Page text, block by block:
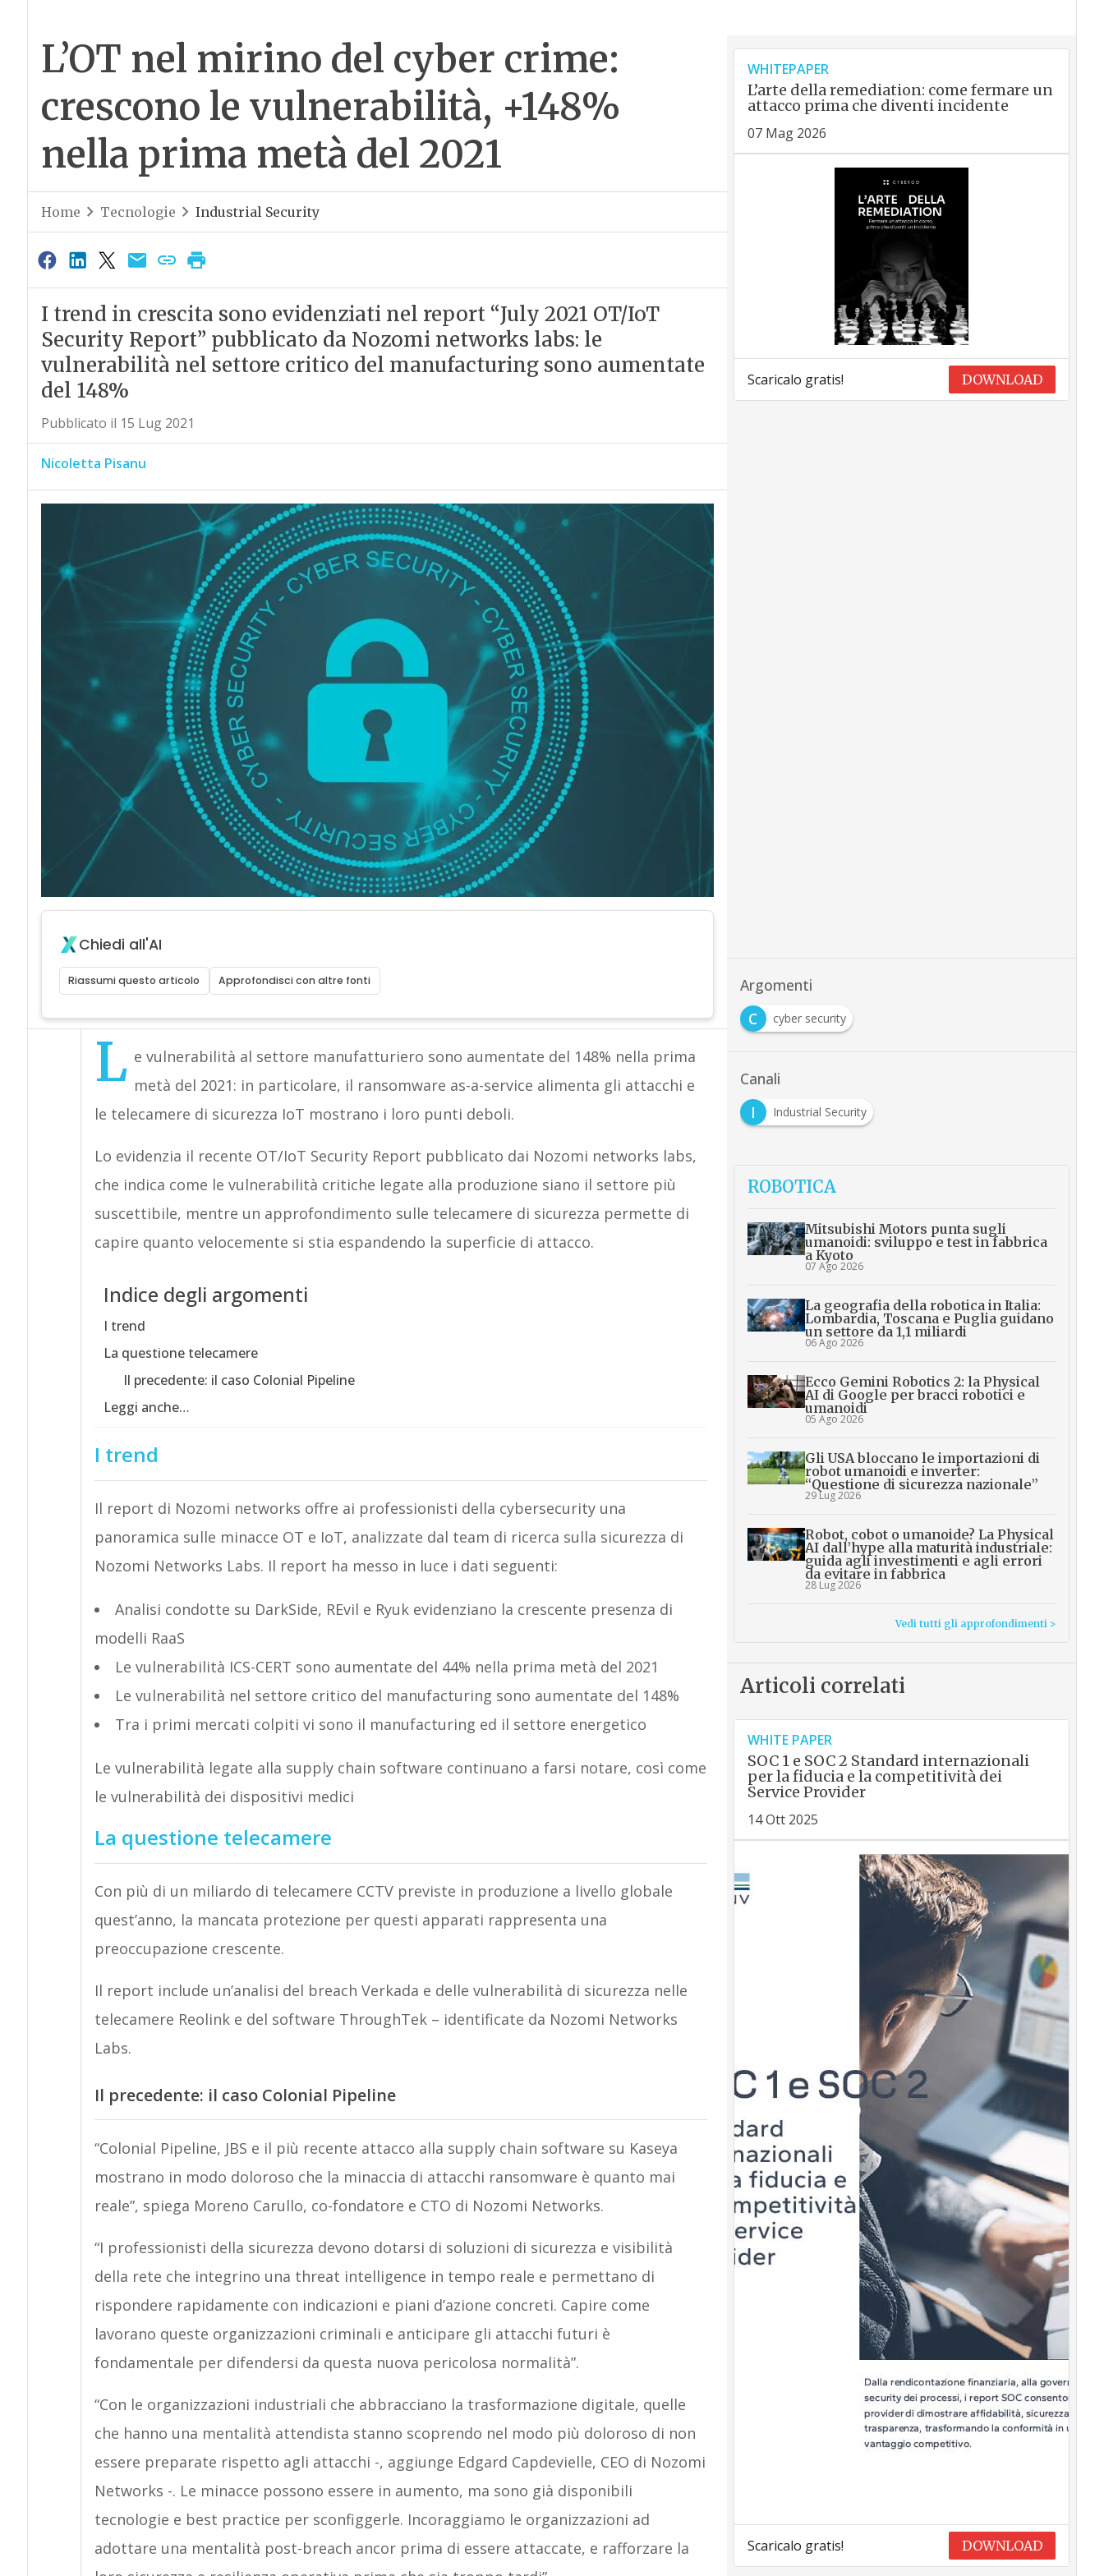
L’OT nel mirino del cyber crime:
crescono le vulnerabilità, +148%
nella prima metà del 2021
Home Tecnologie Industrial Security
I trend in crescita sono evidenziati nel report “July 2021 OT/IoT
Security Report” pubblicato da Nozomi networks labs: le
vulnerabilità nel settore critico del manufacturing sono aumentate
del 148%
Pubblicato il 15 Lug 2021
Nicoletta Pisanu
Chiedi all'AI
Riassumi questo articolo Approfondisci con altre fonti
L e vulnerabilità al settore manufatturiero sono aumentate del 148% nella prima
metà del 2021: in particolare, il ransomware as-a-service alimenta gli attacchi e
le telecamere di sicurezza IoT mostrano i loro punti deboli.
Lo evidenzia il recente OT/IoT Security Report pubblicato dai Nozomi networks labs,
che indica come le vulnerabilità critiche legate alla produzione siano il settore più
suscettibile, mentre un approfondimento sulle telecamere di sicurezza permette di
capire quanto velocemente si stia espandendo la superficie di attacco.
Indice degli argomenti
I trend
La questione telecamere
Il precedente: il caso Colonial Pipeline
Leggi anche…
I trend
Il report di Nozomi networks offre ai professionisti della cybersecurity una
panoramica sulle minacce OT e IoT, analizzate dal team di ricerca sulla sicurezza di
Nozomi Networks Labs. Il report ha messo in luce i dati seguenti:
Analisi condotte su DarkSide, REvil e Ryuk evidenziano la crescente presenza di
modelli RaaS
Le vulnerabilità ICS-CERT sono aumentate del 44% nella prima metà del 2021
Le vulnerabilità nel settore critico del manufacturing sono aumentate del 148%
Tra i primi mercati colpiti vi sono il manufacturing ed il settore energetico
Le vulnerabilità legate alla supply chain software continuano a farsi notare, così come
le vulnerabilità dei dispositivi medici
La questione telecamere
Con più di un miliardo di telecamere CCTV previste in produzione a livello globale
quest’anno, la mancata protezione per questi apparati rappresenta una
preoccupazione crescente.
Il report include un’analisi del breach Verkada e delle vulnerabilità di sicurezza nelle
telecamere Reolink e del software ThroughTek – identificate da Nozomi Networks
Labs.
Il precedente: il caso Colonial Pipeline
“Colonial Pipeline, JBS e il più recente attacco alla supply chain software su Kaseya
mostrano in modo doloroso che la minaccia di attacchi ransomware è quanto mai
reale”, spiega Moreno Carullo, co-fondatore e CTO di Nozomi Networks.
“I professionisti della sicurezza devono dotarsi di soluzioni di sicurezza e visibilità
della rete che integrino una threat intelligence in tempo reale e permettano di
rispondere rapidamente con indicazioni e piani d’azione concreti. Capire come
lavorano queste organizzazioni criminali e anticipare gli attacchi futuri è
fondamentale per difendersi da questa nuova pericolosa normalità”.
“Con le organizzazioni industriali che abbracciano la trasformazione digitale, quelle
che hanno una mentalità attendista stanno scoprendo nel modo più doloroso di non
essere preparate rispetto agli attacchi -, aggiunge Edgard Capdevielle, CEO di Nozomi
Networks -. Le minacce possono essere in aumento, ma sono già disponibili
tecnologie e best practice per sconfiggerle. Incoraggiamo le organizzazioni ad
adottare una mentalità post-breach ancor prima di essere attaccate, e rafforzare la
WHITEPAPER
L’arte della remediation: come fermare un
attacco prima che diventi incidente
07 Mag 2026
Scaricalo gratis! DOWNLOAD
Argomenti
C
cyber security
Canali
I
Industrial Security
ROBOTICA
Mitsubishi Motors punta sugli
umanoidi: sviluppo e test in fabbrica
a Kyoto
07 Ago 2026
La geografia della robotica in Italia:
Lombardia, Toscana e Puglia guidano
un settore da 1,1 miliardi
06 Ago 2026
Ecco Gemini Robotics 2: la Physical
AI di Google per bracci robotici e
umanoidi
05 Ago 2026
Gli USA bloccano le importazioni di
robot umanoidi e inverter:
“Questione di sicurezza nazionale”
29 Lug 2026
Robot, cobot o umanoide? La Physical
AI dall’hype alla maturità industriale:
guida agli investimenti e agli errori
da evitare in fabbrica
28 Lug 2026
Vedi tutti gli approfondimenti >
Articoli correlati
WHITE PAPER
SOC 1 e SOC 2 Standard internazionali
per la fiducia e la competitività dei
Service Provider
14 Ott 2025
Scaricalo gratis! DOWNLOAD